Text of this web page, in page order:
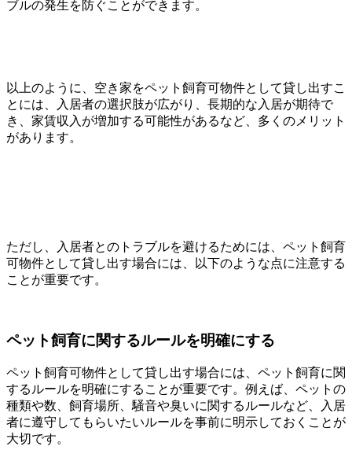
ブルの発生を防ぐことができます。
以上のように、空き家をペット飼育可物件として貸し出すこ
とには、入居者の選択肢が広がり、長期的な入居が期待で
き、家賃収入が増加する可能性があるなど、多くのメリット
があります。
ただし、入居者とのトラブルを避けるためには、ペット飼育
可物件として貸し出す場合には、以下のような点に注意する
ことが重要です。
ペット飼育に関するルールを明確にする
ペット飼育可物件として貸し出す場合には、ペット飼育に関
するルールを明確にすることが重要です。例えば、ペットの
種類や数、飼育場所、騒音や臭いに関するルールなど、入居
者に遵守してもらいたいルールを事前に明示しておくことが
大切です。